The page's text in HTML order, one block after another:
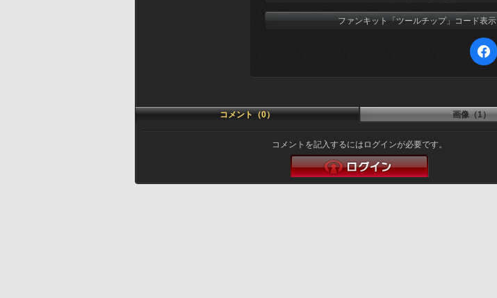
ファンキット「ツールチップ」コード表示
コメント（0） 画像（1）
コメントを記入するにはログインが必要です。